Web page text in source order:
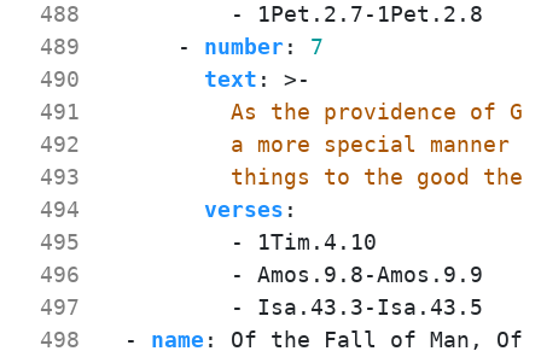
488
489
490
491
492
493
494
495
496
497
498
- 1Pet.2.7-1Pet.2.8
- number:
7
text : >-
things to the good
verses :
- 1Tim.4.10
- Amos.9.8-Amos.9.9
- Isa.43.3-Isa.43.5
- name :
Of the Fall of Man, Of